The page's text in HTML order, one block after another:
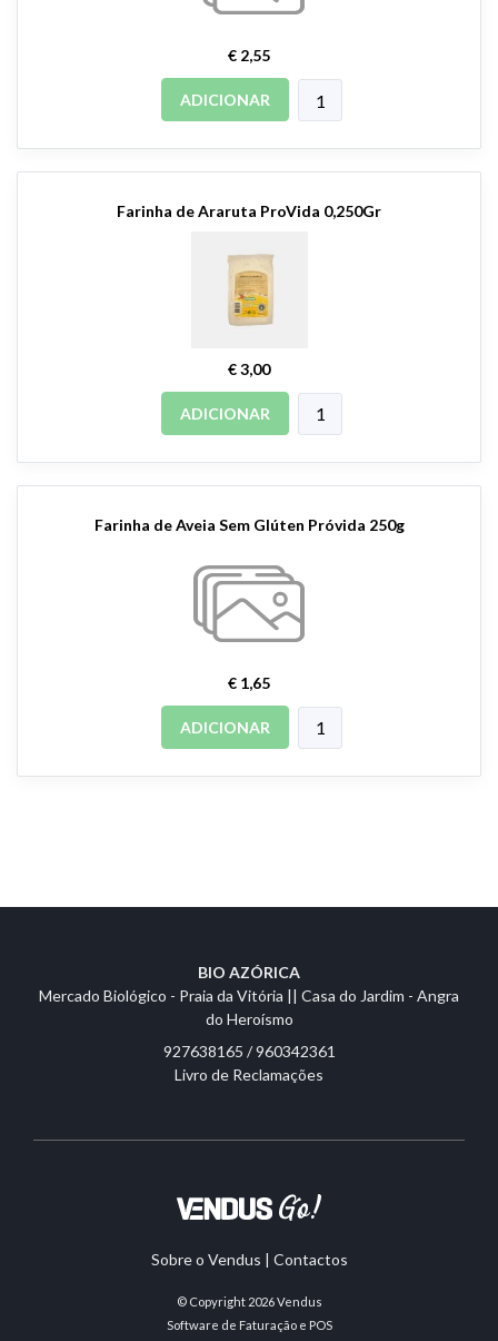
€ 2,55
ADICIONAR
Farinha de Araruta ProVida 0,250Gr
€ 3,00
ADICIONAR
Farinha de Aveia Sem Glúten Próvida 250g
€ 1,65
ADICIONAR
BIO AZÓRICA
Mercado Biológico - Praia da Vitória || Casa do Jardim - Angra
do Heroísmo
927638165 / 960342361
Livro de Reclamações
Sobre o Vendus | Contactos
© Copyright 2026Vendus
Software de Faturação e POS